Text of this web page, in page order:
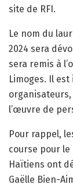
site de RFI.
Le nom du
2024 sera
sera remis à
Limoges. Il
l’œuvre de
Pour rappel,
course pour le
Haïtiens ont
Gaëlle Bien-